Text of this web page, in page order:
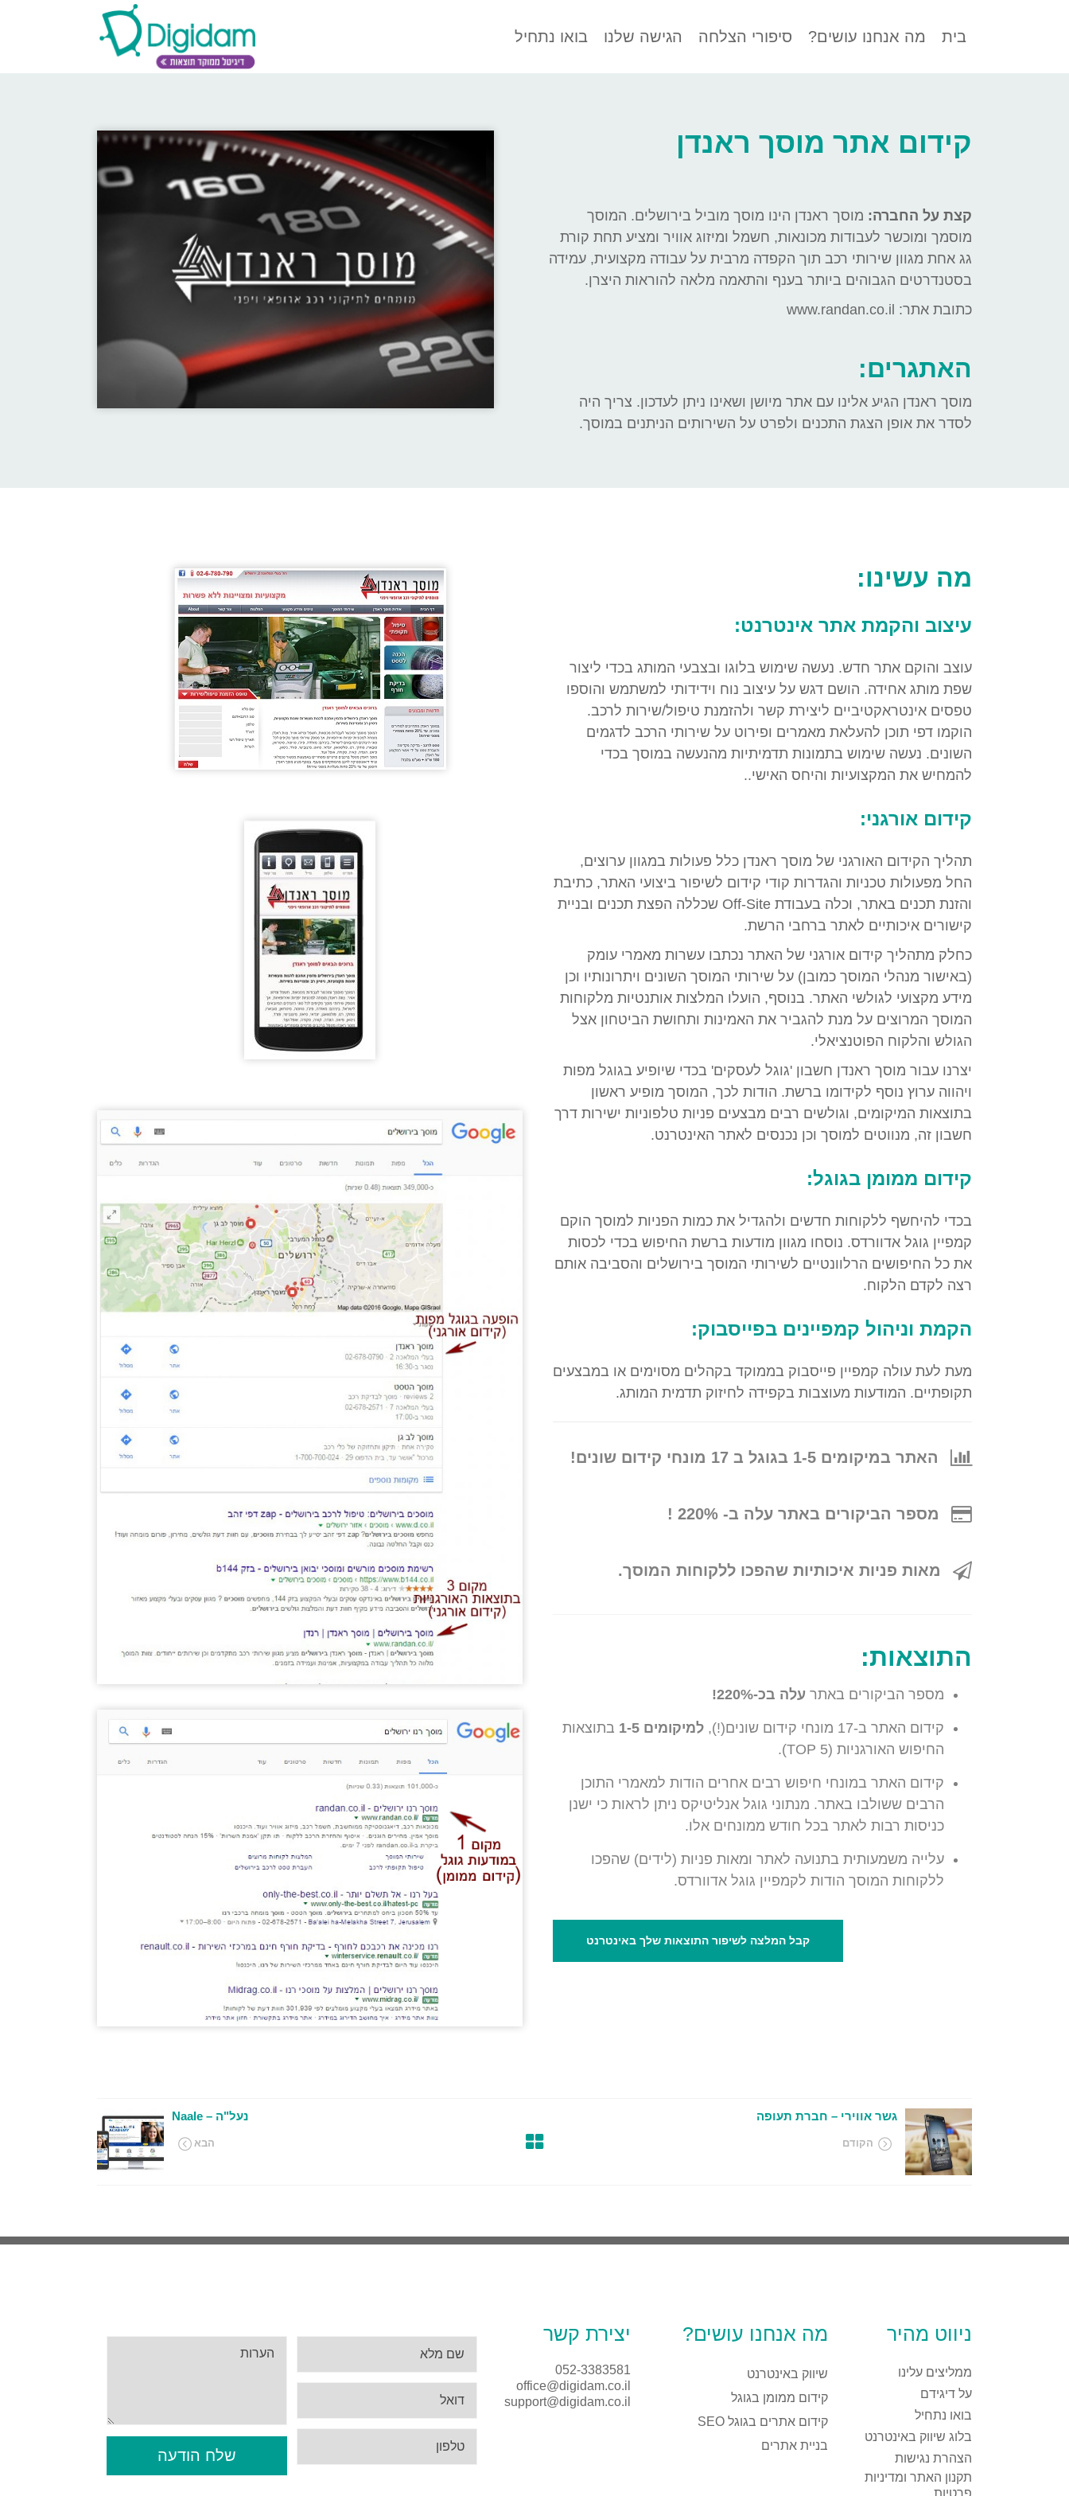
בית מה אנחנו עושים? סיפורי הצלחה הגישה שלנו בואו נתחיל
קידום אתר מוסך ראנדן
קצת על החברה: מוסך ראנדן הינו מוסך מוביל בירושלים. המוסך
מוסמך ומוכשר לעבודות מכונאות, חשמל ומיזוג אוויר ומציע תחת קורת
גג אחת מגוון שירותי רכב תוך הקפדה מרבית על עבודה מקצועית, עמידה
בסטנדרטים הגבוהים ביותר בענף והתאמה מלאה להוראות היצרן.
כתובת אתר: www.randan.co.il
האתגרים:
מוסך ראנדן הגיע אלינו עם אתר מיושן ושאינו ניתן לעדכון. צריך היה
לסדר את אופן הצגת התכנים ולפרט על השירותים הניתנים במוסך.
מה עשינו:
עיצוב והקמת אתר אינטרנט:
עוצב והוקם אתר חדש. נעשה שימוש בלוגו ובצבעי המותג בכדי ליצור
שפת מותג אחידה. הושם דגש על עיצוב נוח וידידותי למשתמש והוספו
טפסים אינטראקטיביים ליצירת קשר ולהזמנת טיפול/שירות לרכב.
הוקמו דפי תוכן להעלאת מאמרים ופירוט על שירותי הרכב לדגמים
השונים. נעשה שימוש בתמונות תדמיתיות מהנעשה במוסך בכדי
להמחיש את המקצועיות והיחס האישי..
קידום אורגני:
תהליך הקידום האורגני של מוסך ראנדן כלל פעולות במגוון ערוצים,
החל מפעולות טכניות והגדרות קודי קידום לשיפור ביצועי האתר, כתיבת
והזנת תכנים באתר, וכלה בעבודת Off-Site שכללה הפצת תכנים ובניית
קישורים איכותיים לאתר ברחבי הרשת.
כחלק מתהליך קידום אורגני של האתר נכתבו עשרות מאמרי עומק
(באישור מנהלי המוסך כמובן) על שירותי המוסך השונים ויתרונותיו וכן
מידע מקצועי לגולשי האתר. בנוסף, הועלו המלצות אותנטיות מלקוחות
המוסך המרוצים על מנת להגביר את האמינות ותחושת הביטחון אצל
הגולש והלקוח הפוטנציאלי.
יצרנו עבור מוסך ראנדן חשבון 'גוגל לעסקים' בכדי שיופיע בגוגל מפות
ויהווה ערוץ נוסף לקידומו ברשת. הודות לכך, המוסך מופיע ראשון
בתוצאות המיקומים, וגולשים רבים מבצעים פניות טלפוניות ישירות דרך
חשבון זה, מנווטים למוסך וכן נכנסים לאתר האינטרנט.
קידום ממומן בגוגל:
בכדי להיחשף ללקוחות חדשים ולהגדיל את כמות הפניות למוסך הוקם
קמפיין גוגל אדוורדס. נוסחו מגוון מודעות ברשת החיפוש בכדי לכסות
את כל החיפושים הרלוונטיים לשירותי המוסך בירושלים והסביבה אותם
רצה לקדם הלקוח.
הקמת וניהול קמפיינים בפייסבוק:
מעת לעת עולה קמפיין פייסבוק בממוקד בקהלים מסוימים או במבצעים
תקופתיים. המודעות מעוצבות בקפידה לחיזוק תדמית המותג.
האתר במיקומים 1-5 בגוגל ב 17 מונחי קידום שונים!
מספר הביקורים באתר עלה ב- 220% !
מאות פניות איכותיות שהפכו ללקוחות המוסך.
התוצאות:
מספר הביקורים באתר עלה בכ-220%!
קידום האתר ב-17 מונחי קידום שונים(!), למיקומים 1-5
בתוצאות
החיפוש האורגניות (TOP 5).
קידום האתר במונחי חיפוש רבים אחרים הודות למאמרי התוכן
הרבים ששולבו באתר. מנתוני גוגל אנליטיקס ניתן לראות כי ישנן
כניסות רבות לאתר בכל חודש ממונחים אלו.
עלייה משמעותית בתנועה לאתר ומאות פניות (לידים) שהפכו
ללקוחות המוסך הודות לקמפיין גוגל אדוורדס.
קבל המלצה לשיפור התוצאות שלך באינטרנט
גשר אווירי – חברת תעופה
הקודם
נעל"ה – Naale
הבא
ניווט מהיר
ממליצים עלינו
על דיגידם
בואו נתחיל
בלוג שיווק באינטרנט
הצהרת נגישות
תקנון האתר ומדיניות
פרטיות
מה אנחנו עושים?
שיווק באינטרנט
קידום ממומן בגוגל
קידום אתרים בגוגל SEO
בניית אתרים
יצירת קשר
052-3383581
office@digidam.co.il
support@digidam.co.il
שלח הודעה